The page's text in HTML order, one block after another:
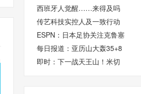
西班牙人觉醒……来得及吗
传艺科技实控人及一致行动
ESPN：日本足协关注克鲁塞
每日报道：亚历山大轰35+8
即时：下一战天王山！米切